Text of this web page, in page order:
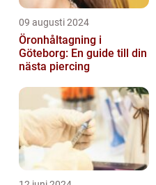
09 augusti 2024
Öronhåltagning i
Göteborg: En guide till din
nästa piercing